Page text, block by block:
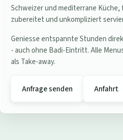
e
e
s
r
Schweizer und mediterrane Küche,
zubereitet und unkompliziert
Geniesse entspannte Stunden
- auch ohne Badi-Eintritt. Alle
als Take-away.
Anfrage senden Anfahrt